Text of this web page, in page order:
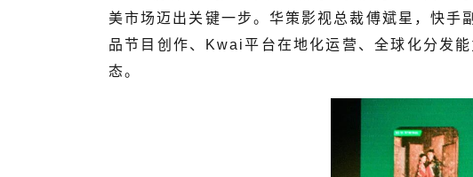
美市场迈出关键一步。华策影视总裁傅斌星，快手
品节目创作、Kwai平台在地化运营、全球化分发
态。